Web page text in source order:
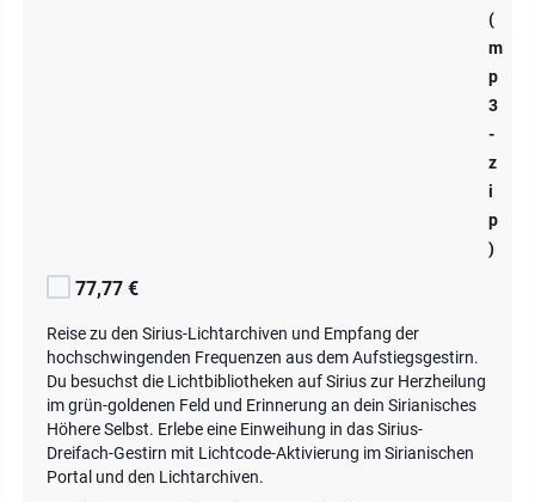
(
m
p
3
-
z
i
p
)
77,77 €
Reise zu den Sirius-Lichtarchiven und Empfang der
hochschwingenden Frequenzen aus dem Aufstiegsgestirn.
Du besuchst die Lichtbibliotheken auf Sirius zur Herzheilung
im grün-goldenen Feld und Erinnerung an dein Sirianisches
Höhere Selbst. Erlebe eine Einweihung in das Sirius-
Dreifach-Gestirn mit Lichtcode-Aktivierung im Sirianischen
Portal und den Lichtarchiven.